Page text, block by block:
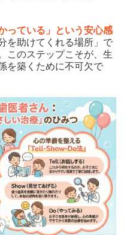
っている」という安心感
を助けてくれる場所」で
このステップこそが、生
を築くために不可欠で